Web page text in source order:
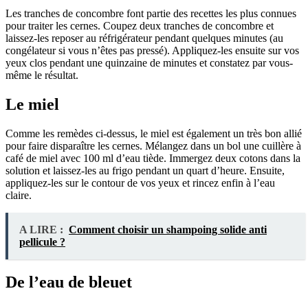
Les tranches de concombre font partie des recettes les plus connues
pour traiter les cernes. Coupez deux tranches de concombre et
laissez-les reposer au réfrigérateur pendant quelques minutes (au
congélateur si vous n’êtes pas pressé). Appliquez-les ensuite sur vos
yeux clos pendant une quinzaine de minutes et constatez par vous-
même le résultat.
Le miel
Comme les remèdes ci-dessus, le miel est également un très bon allié
pour faire disparaître les cernes. Mélangez dans un bol une cuillère à
café de miel avec 100 ml d’eau tiède. Immergez deux cotons dans la
solution et laissez-les au frigo pendant un quart d’heure. Ensuite,
appliquez-les sur le contour de vos yeux et rincez enfin à l’eau
claire.
A LIRE : Comment choisir un shampoing solide anti
pellicule ?
De l’eau de bleuet